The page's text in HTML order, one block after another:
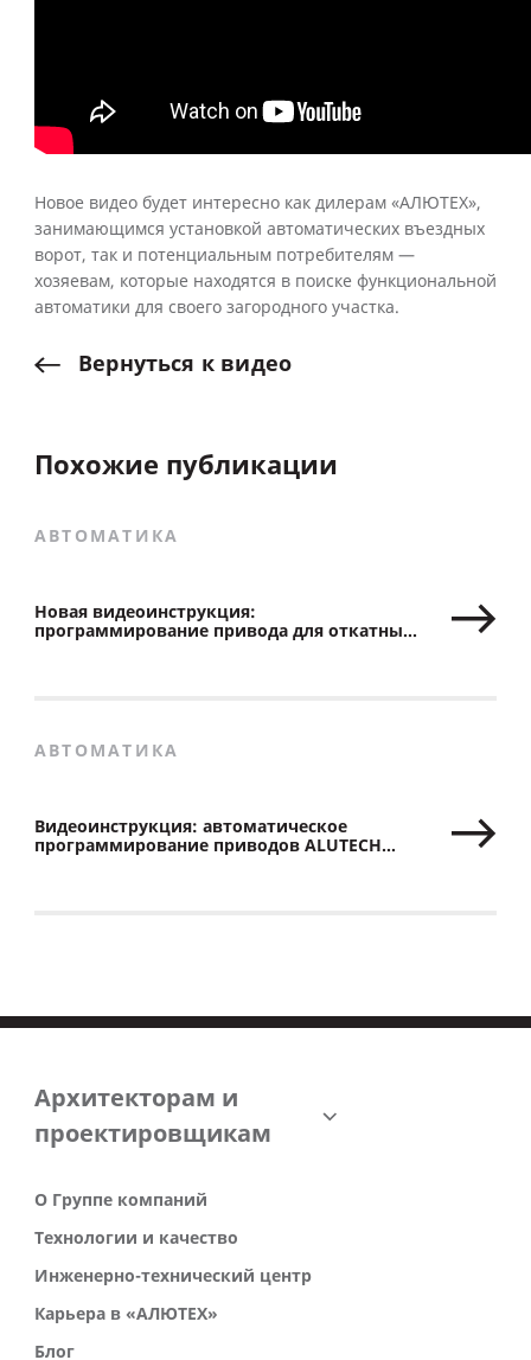
Новое видео будет интересно как дилерам «АЛЮТЕХ»,
занимающимся установкой автоматических въездных
ворот, так и потенциальным потребителям —
хозяевам, которые находятся в поиске функциональной
автоматики для своего загородного участка.
Вернуться к видео
Похожие публикации
АВТОМАТИКА
Новая видеоинструкция:
программирование привода для откатных
АВТОМАТИКА
Видеоинструкция: автоматическое
программирование приводов ALUTECH
Архитекторам и
проектировщикам
О Группе компаний
Технологии и качество
Инженерно-технический центр
Карьера в «АЛЮТЕХ»
Блог